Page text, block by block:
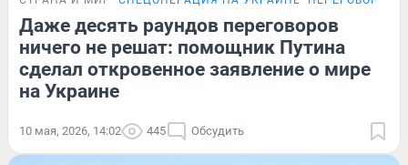
Даже десять раундов переговоров
ничего не решат: помощник Путина
сделал откровенное заявление о мире
на Украине
10 мая, 2026, 14:02 445 Обсудить